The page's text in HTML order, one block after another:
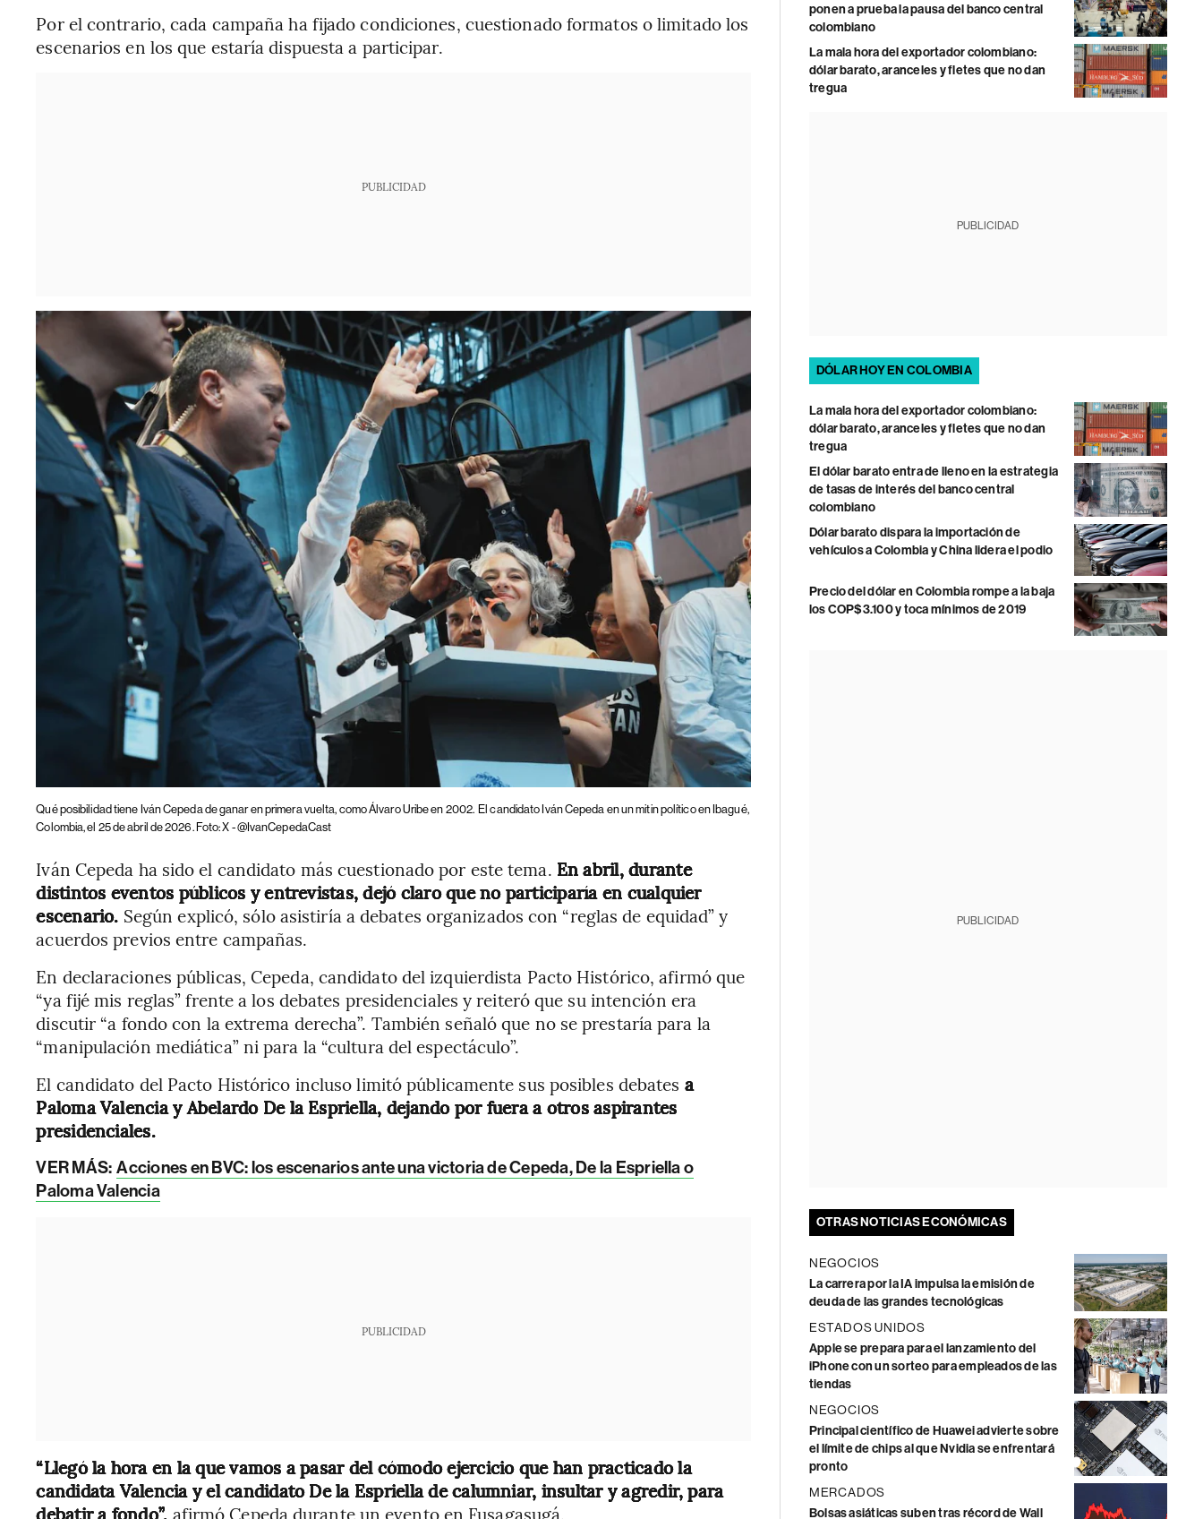
Por el contrario, cada campaña ha fijado condiciones, cuestionado formatos o limitado los
escenarios en los que estaría dispuesta a participar.
PUBLICIDAD
Qué posibilidad tiene Iván Cepeda de ganar en primera vuelta, como Álvaro Uribe en 2002. El candidato Iván Cepeda en un mitin político en Ibagué,
Colombia, el 25 de abril de 2026. Foto: X - @IvanCepedaCast
Iván Cepeda ha sido el candidato más cuestionado por este tema. En abril, durante
distintos eventos públicos y entrevistas, dejó claro que no participaría en cualquier
escenario. Según explicó, sólo asistiría a debates organizados con “reglas de equidad” y
acuerdos previos entre campañas.
En declaraciones públicas, Cepeda, candidato del izquierdista Pacto Histórico, afirmó que
“ya fijé mis reglas” frente a los debates presidenciales y reiteró que su intención era
discutir “a fondo con la extrema derecha”. También señaló que no se prestaría para la
“manipulación mediática” ni para la “cultura del espectáculo”.
El candidato del Pacto Histórico incluso limitó públicamente sus posibles debates a
Paloma Valencia y Abelardo De la Espriella, dejando por fuera a otros aspirantes
presidenciales.
VER MÁS: Acciones en BVC: los escenarios ante una victoria de Cepeda, De la Espriella o
Paloma Valencia
PUBLICIDAD
“Llegó la hora en la que vamos a pasar del cómodo ejercicio que han practicado la
candidata Valencia y el candidato De la Espriella de calumniar, insultar y agredir, para
debatir a fondo”, afirmó Cepeda durante un evento en Fusagasugá.
ponen a prueba la pausa del banco central
colombiano
La mala hora del exportador colombiano:
dólar barato, aranceles y fletes que no dan
tregua
PUBLICIDAD
DÓLAR HOY EN COLOMBIA
La mala hora del exportador colombiano:
dólar barato, aranceles y fletes que no dan
tregua
El dólar barato entra de lleno en la estrategia
de tasas de interés del banco central
colombiano
Dólar barato dispara la importación de
vehículos a Colombia y China lidera el podio
Precio del dólar en Colombia rompe a la baja
los COP$3.100 y toca mínimos de 2019
PUBLICIDAD
OTRAS NOTICIAS ECONÓMICAS
NEGOCIOS
La carrera por la IA impulsa la emisión de
deuda de las grandes tecnológicas
ESTADOS UNIDOS
Apple se prepara para el lanzamiento del
iPhone con un sorteo para empleados de las
tiendas
NEGOCIOS
Principal científico de Huawei advierte sobre
el límite de chips al que Nvidia se enfrentará
pronto
MERCADOS
Bolsas asiáticas suben tras récord de Wall